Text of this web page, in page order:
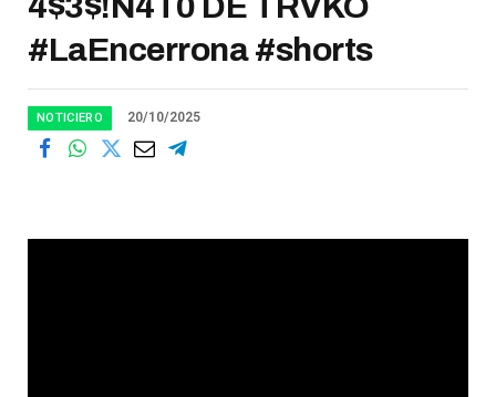
#LaEncerrona #shorts
NOTICIERO 20/10/2025